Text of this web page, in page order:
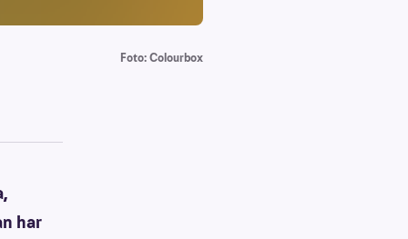
Foto: Colourbox
har